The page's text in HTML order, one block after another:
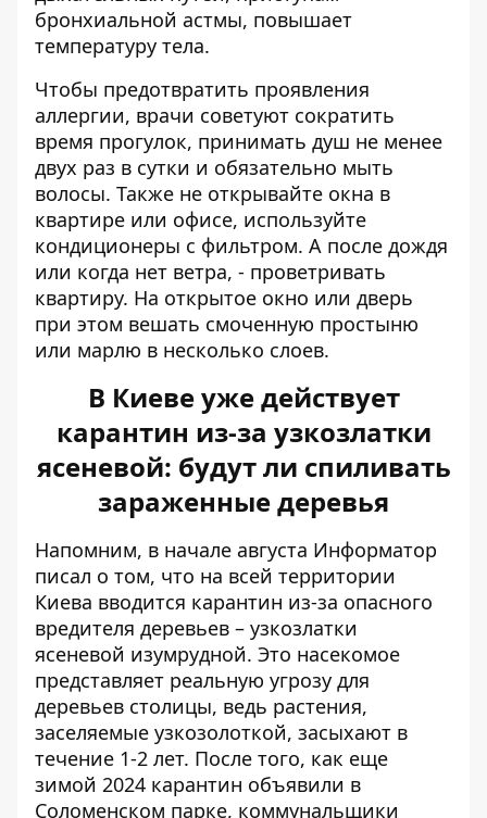
бронхиальной астмы, повышает
температуру тела.
Чтобы предотвратить проявления
аллергии, врачи советуют сократить
время прогулок, принимать душ не менее
двух раз в сутки и обязательно мыть
волосы. Также не открывайте окна в
квартире или офисе, используйте
кондиционеры с фильтром. А после дождя
или когда нет ветра, - проветривать
квартиру. На открытое окно или дверь
при этом вешать смоченную простыню
или марлю в несколько слоев.
В Киеве уже действует
карантин из-за узкозлатки
ясеневой: будут ли спиливать
зараженные деревья
Напомним, в начале августа Информатор
писал о том, что на всей территории
Киева вводится карантин из-за опасного
вредителя деревьев – узкозлатки
ясеневой изумрудной. Это насекомое
представляет реальную угрозу для
деревьев столицы, ведь растения,
заселяемые узкозолоткой, засыхают в
течение 1-2 лет. После того, как еще
зимой 2024 карантин объявили в
Соломенском парке, коммунальщики